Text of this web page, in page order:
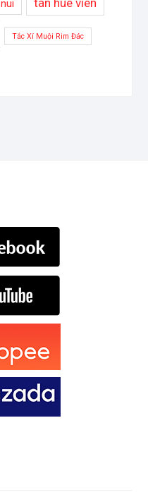
nui tân huê viên
Tắc Xí Muội Rim Đác